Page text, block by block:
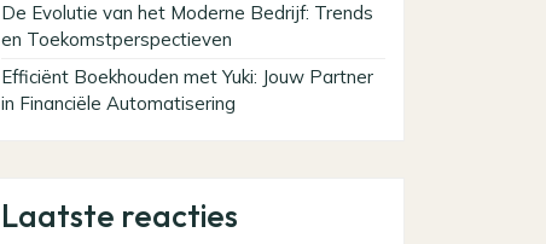
De Evolutie van het Moderne Bedrijf: Trends
en Toekomstperspectieven
Efficiënt Boekhouden met Yuki: Jouw Partner
in Financiële Automatisering
Laatste reacties